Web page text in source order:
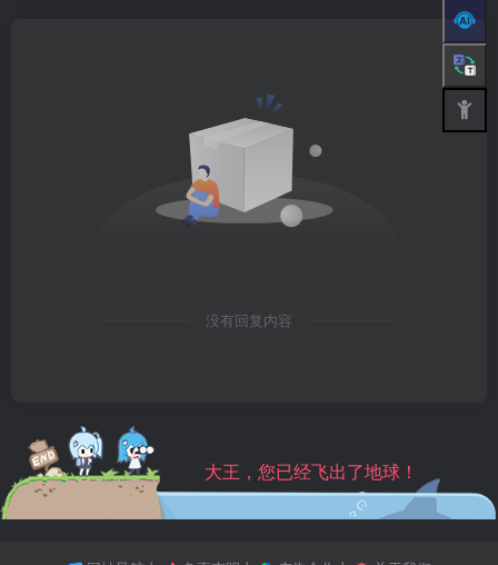
没有回复内容
大王，您已经飞出了地球！